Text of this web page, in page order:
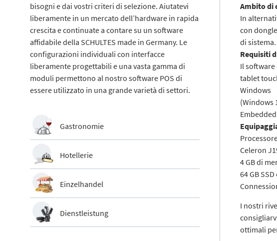
bisogni e dai vostri criteri di selezione. Aiutatevi
liberamente in un mercato dell’hardware in rapida
crescita e continuate a contare su un software
affidabile della SCHULTES made in Germany. Le
configurazioni individuali con interfacce
liberamente progettabili e una vasta gamma di
moduli permettono al nostro software POS di
essere utilizzato in una grande varietà di settori.
Gastronomie
Hotellerie
Einzelhandel
Dienstleistung
Ambito di
In
con
di sistema.
Requisiti
Il software
tablet
Windows
(Windows
Celeron
4 GB di
64 GB
I nostri
ottimali